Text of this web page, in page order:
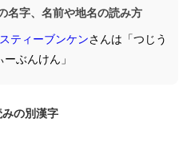
名字、名前や地名の読み方
ティーブンケンさんは「つじう
ぶんけん」
の別漢字